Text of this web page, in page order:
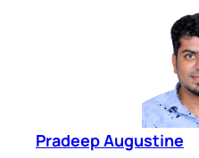
Pradeep Augustine